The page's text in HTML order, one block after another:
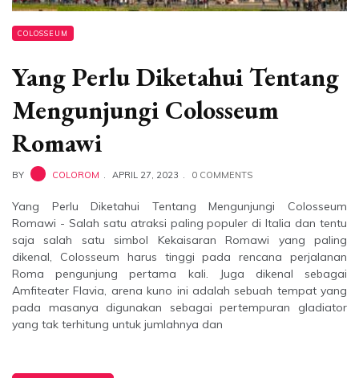
COLOSSEUM
Yang Perlu Diketahui Tentang
Mengunjungi Colosseum
Romawi
BY COLOROM APRIL 27, 2023 0 COMMENTS
Yang Perlu Diketahui Tentang Mengunjungi Colosseum
Romawi - Salah satu atraksi paling populer di Italia dan tentu
saja salah satu simbol Kekaisaran Romawi yang paling
dikenal, Colosseum harus tinggi pada rencana perjalanan
Roma pengunjung pertama kali. Juga dikenal sebagai
Amfiteater Flavia, arena kuno ini adalah sebuah tempat yang
pada masanya digunakan sebagai pertempuran gladiator
yang tak terhitung untuk jumlahnya dan